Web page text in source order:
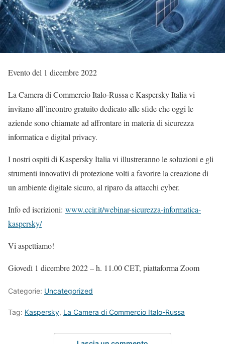
Evento del 1 dicembre 2022
La Camera di Commercio Italo-Russa e Kaspersky Italia vi
invitano all’incontro gratuito dedicato alle sfide che oggi le
aziende sono chiamate ad affrontare in materia di sicurezza
informatica e digital privacy.
I nostri ospiti di Kaspersky Italia vi illustreranno le soluzioni e gli
strumenti innovativi di protezione volti a favorire la creazione di
un ambiente digitale sicuro, al riparo da attacchi cyber.
Info ed iscrizioni: www.ccir.it/webinar-sicurezza-informatica-
kaspersky/
Vi aspettiamo!
Giovedì 1 dicembre 2022 – h. 11.00 CET, piattaforma Zoom
Categorie: Uncategorized
Tag: Kaspersky, La Camera di Commercio Italo-Russa